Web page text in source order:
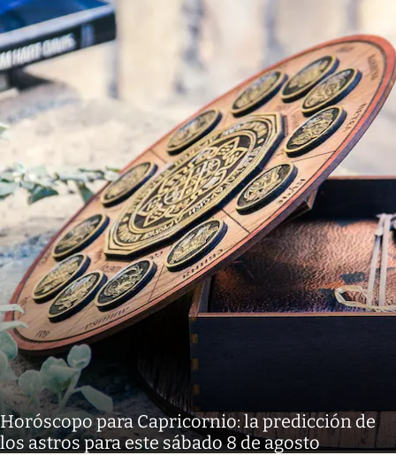
Horóscopo para Capricornio: la predicción de
los astros para este sábado 8 de agosto